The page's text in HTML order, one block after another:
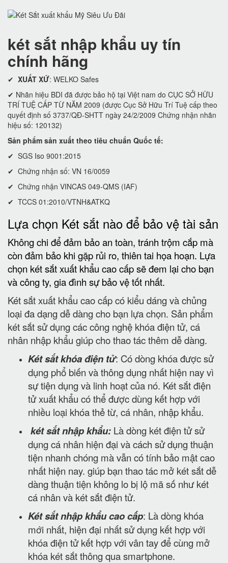
két sắt nhập khẩu uy tín
chính hãng
✔ XUẤT XỨ: WELKO Safes
✔ Nhãn hiệu BDI đã được bảo hộ tại Việt nam do CỤC SỞ HỮU
TRÍ TUỆ CẤP TỪ NĂM 2009 (được Cục Sở Hữu Trí Tuệ cấp theo
quyết định số 3737/QĐ-SHTT ngày 24/2/2009 Chứng nhận nhãn
hiệu số: 120132)
Sản phẩm sản xuất theo tiêu chuẩn Quốc tế:
✔ SGS Iso 9001:2015
✔ Chứng nhận số: VN 16/0059
✔ Chứng nhận VINCAS 049-QMS (IAF)
✔ TCCS 01:2010/VTNH&ATKQ
Lựa chọn Két sắt nào để bảo vệ tài sản
Không chi để đảm bảo an toàn, tránh trộm cắp mà
còn đảm bảo khi gặp rủi ro, thiên tai họa hoạn. Lựa
chọn két sắt xuất khẩu cao cấp sẽ đem lại cho bạn
và công ty, gia đình sự bảo vệ tốt nhất.
Két sắt xuất khẩu cao cấp có kiểu dáng và chủng
loại đa dạng dễ dàng cho bạn lựa chọn. Sản phẩm
két sắt sử dụng các công nghệ khóa điện tử, cá
nhân nhập khẩu giúp cho thao tác thêm dễ dàng.
Két sắt khóa điện tử: Có dòng khóa được sử
dụng phổ biến và thông dụng nhất hiện nay vì
sự tiện dụng và linh hoạt của nó. Két sắt điện
tử xuất khẩu có thể được dùng kết hợp với
nhiều loại khóa thẻ từ, cá nhân, nhập khẩu.
két sắt nhập khẩu: Là dòng két điện tử sử
dụng cá nhân hiện đại và cách sử dụng thuận
tiện nhanh chóng mà vẫn có tính bảo mật cao
nhất hiện nay. giúp bạn thao tác mở két sắt dễ
dàng thuận tiện không lo bị lộ mã số như két
cá nhân và két sắt điện tử.
Két sắt nhập khẩu cao cấp: Là dòng khóa
mới nhất, hiện đại nhất sử dụng kết hợp với
khóa điện tử kết hợp với vân tay để cùng mở
khóa két sắt thông qua smartphone.